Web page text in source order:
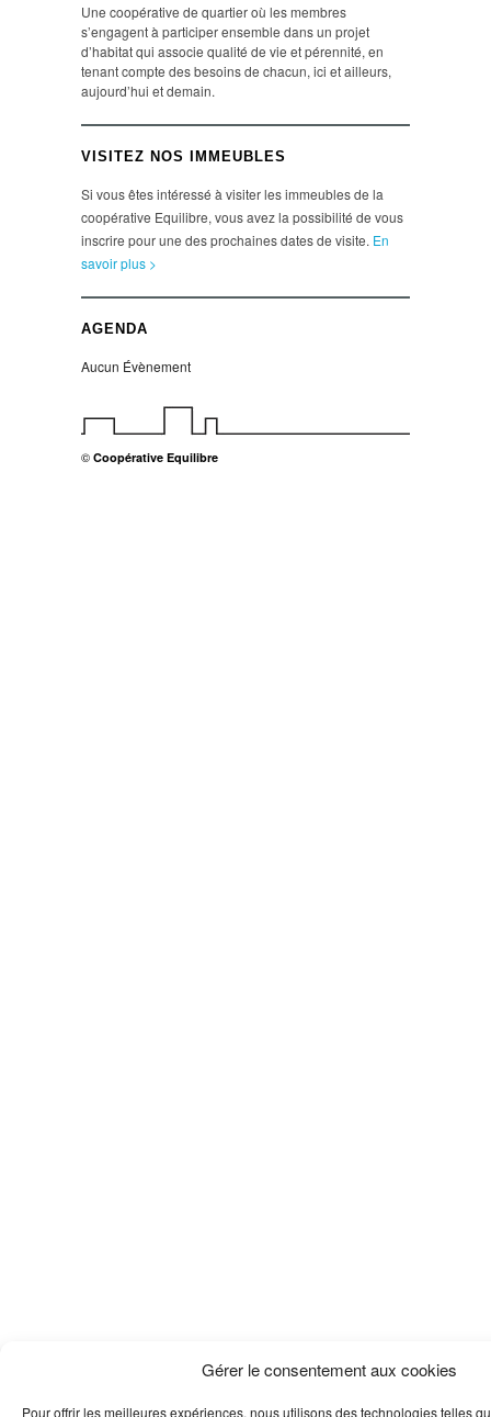
Gérer le consentement aux cookies
Pour offrir les meilleures expériences, nous utilisons des technologies telles
Une coopérative de quartier où les membres
s’engagent à participer ensemble dans un projet
d’habitat qui associe qualité de vie et pérennité, en
tenant compte des besoins de chacun, ici et ailleurs,
aujourd’hui et demain.
VISITEZ NOS IMMEUBLES
Si vous êtes intéressé à visiter les immeubles de la
coopérative Equilibre, vous avez la possibilité de vous
inscrire pour une des prochaines dates de visite. En
savoir plus >
AGENDA
Aucun Évènement
© Coopérative Equilibre